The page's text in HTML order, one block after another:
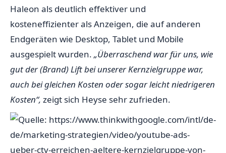
Haleon als deutlich effektiver und
kosteneffizienter als Anzeigen, die auf anderen
Endgeräten wie Desktop, Tablet und Mobile
ausgespielt wurden. „Überraschend war für uns, wie
gut der (Brand) Lift bei unserer Kernzielgruppe war,
auch bei gleichen Kosten oder sogar leicht niedrigeren
Kosten“, zeigt sich Heyse sehr zufrieden.